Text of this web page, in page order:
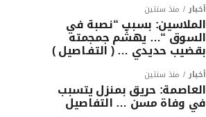
أخبار منذ سنتين
الملاسين: بسبب “نصبة في
السوق “… يهشّم جمجمته
بقضيب حديدي … ( التفـاصيل )
أخبار منذ سنتين
العاصمة: حريق بمنزل يتسبب
في وفاة مسن … التفاصيل